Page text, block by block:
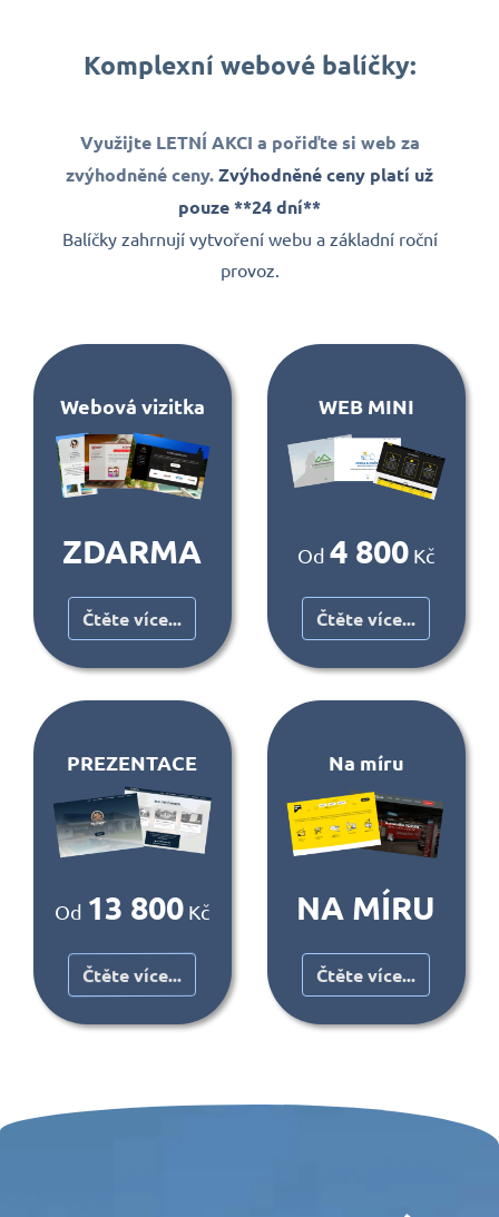
Komplexní webové balíčky:
Využijte LETNÍ AKCI a pořiďte si web za
zvýhodněné ceny.Zvýhodněné ceny platí už
pouze **24 dní**
Balíčky zahrnují vytvoření webu a základní roční
provoz.
Webová vizitka
ZDARMA
Čtěte více...
WEB MINI
Od4 800 Kč
Čtěte více...
PREZENTACE
Od 13 800 Kč
Čtěte více...
Na míru
NA MÍRU
Čtěte více...